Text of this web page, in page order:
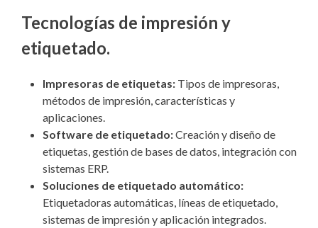
Tecnologías de impresión y
etiquetado.
Impresoras de etiquetas: Tipos de impresoras,
métodos de impresión, características y
aplicaciones.
Software de etiquetado:Creación y diseño de
etiquetas, gestión de bases de datos, integración con
sistemas ERP.
Soluciones de etiquetado automático:
Etiquetadoras automáticas, líneas de etiquetado,
sistemas de impresión y aplicación integrados.